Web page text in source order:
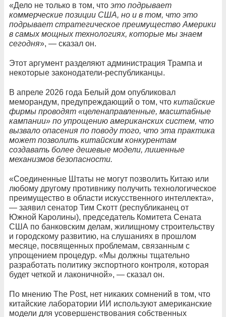
«Дело не только в том, что это подрывает
коммерческие позиции США, но и в том, что это
подрывает стратегическое преимущество Америки
в самых мощных технологиях, которые мы знаем
сегодня», — сказал он.
Этот аргумент разделяют администрация Трампа и
некоторые законодатели-республиканцы.
В апреле 2026 года Белый дом опубликовал
меморандум, предупреждающий о том, что китайские
фирмы проводят «целенаправленные, масштабные
кампании» по упрощению американских систем, что
вызвало опасения по поводу того, что эта практика
может позволить китайским конкурентам
создавать более дешевые модели, лишенные
механизмов безопасности.
«Соединенные Штаты не могут позволить Китаю или
любому другому противнику получить технологическое
преимущество в области искусственного интеллекта»,
— заявил сенатор Тим Скотт (республиканец от
Южной Каролины), председатель Комитета Сената
США по банковским делам, жилищному строительству
и городскому развитию, на слушаниях в прошлом
месяце, посвященных проблемам, связанным с
упрощением процедур. «Мы должны тщательно
разработать политику экспортного контроля, которая
будет четкой и лаконичной», — сказал он.
По мнению The Post, нет никаких сомнений в том, что
китайские лаборатории ИИ используют американские
модели для усовершенствования собственных